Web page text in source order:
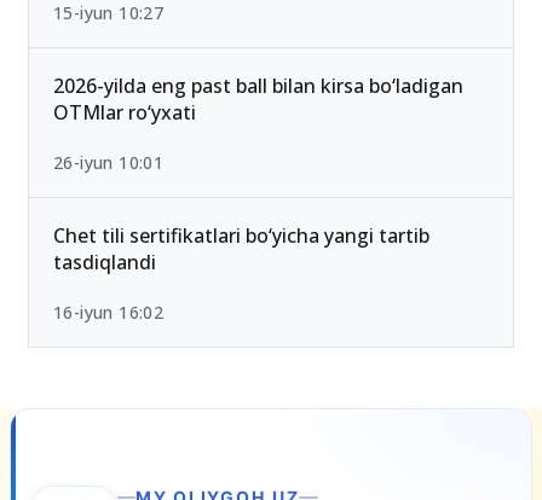
2026/2027 qabulda maksimal ball 189 Bo‘lib
qoldi — Yangi test mezonlari bilan tanishing
15-iyun 10:27
2026-yilda eng past ball bilan kirsa bo‘ladigan
OTMlar ro‘yxati
26-iyun 10:01
Chet tili sertifikatlari bo‘yicha yangi tartib
tasdiqlandi